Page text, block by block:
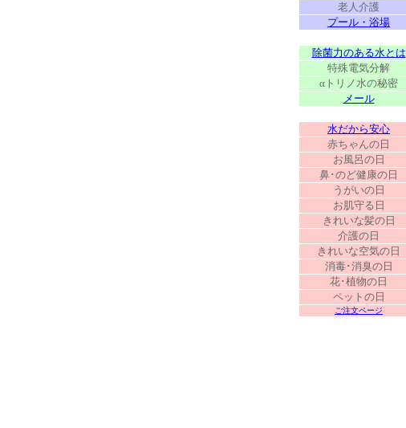
老人介護
プール・浴場
除菌力のある水とは
特殊電気分解
αトリノ水の秘密
メール
水だから安心
赤ちゃんの日
お風呂の日
鼻･のど健康の日
うがいの日
お肌守る日
きれいな髪の日
介護の日
きれいな空気の日
消毒･消臭の日
花･植物の日
ペットの日
ご注文ページ